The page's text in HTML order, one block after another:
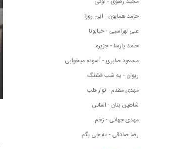
حامد همایون - این روزا
علی لهراسبی - خیابونا
حامد پارسا - جزیره
مسعود صابری - آسوده میخوابی
ریوان - یه شب قشنگ
مهدی مقدم - نوار قلب
شاهین بنان - الماس
مهدی جهانی - زخم
رضا صادقی - یه چی بگم